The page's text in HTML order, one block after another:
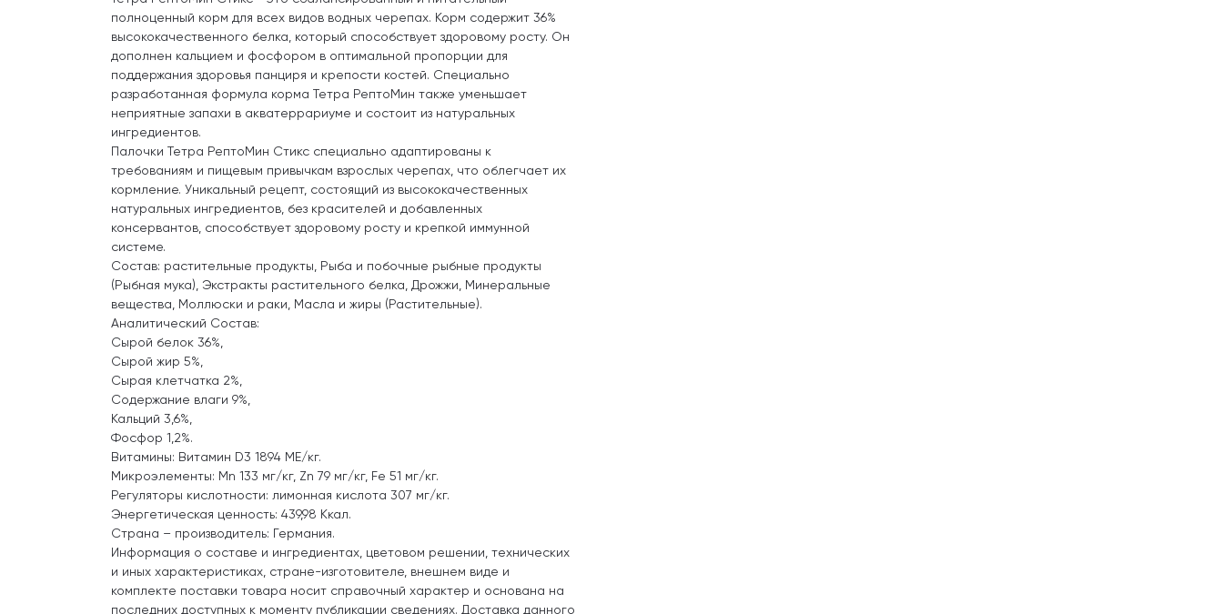
полноценный корм для всех видов водных черепах. Корм содержит 36%
высококачественного белка, который способствует здоровому росту. Он
дополнен кальцием и фосфором в оптимальной пропорции для
поддержания здоровья панциря и крепости костей. Специально
разработанная формула корма Тетра РептоМин также уменьшает
неприятные запахи в акватеррариуме и состоит из натуральных
ингредиентов.
Палочки Тетра РептоМин Стикс специально адаптированы к
требованиям и пищевым привычкам взрослых черепах, что облегчает их
кормление. Уникальный рецепт, состоящий из высококачественных
натуральных ингредиентов, без красителей и добавленных
консервантов, способствует здоровому росту и крепкой иммунной
системе.
Состав: растительные продукты, Рыба и побочные рыбные продукты
(Рыбная мука), Экстракты растительного белка, Дрожжи, Минеральные
вещества, Моллюски и раки, Масла и жиры (Растительные).
Аналитический Состав:
Сырой белок 36%,
Сырой жир 5%,
Сырая клетчатка 2%,
Содержание влаги 9%,
Кальций 3,6%,
Фосфор 1,2%.
Витамины: Витамин D3 1894 МЕ/кг.
Микроэлементы: Mn 133 мг/кг, Zn 79 мг/кг, Fe 51 мг/кг.
Регуляторы кислотности: лимонная кислота 307 мг/кг.
Энергетическая ценность: 439,98 Ккал.
Страна – производитель: Германия.
Информация о составе и ингредиентах, цветовом решении, технических
и иных характеристиках, стране-изготовителе, внешнем виде и
комплекте поставки товара носит справочный характер и основана на
последних доступных к моменту публикации сведениях. Доставка данного